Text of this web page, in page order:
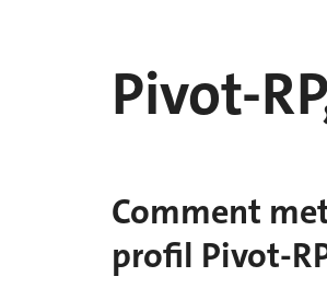
Pivot-
Comment
profil Pivot-